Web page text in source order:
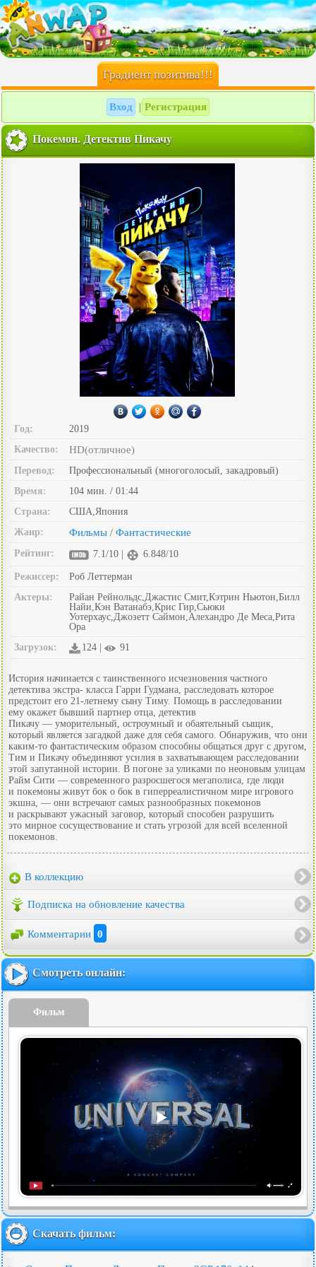
Градиент позитива!!!
Вход Регистрация
Покемон. Детектив Пикачу
Год:
2019
Качество:
HD(отличное)
Перевод:
Профессиональный (многоголосый, закадровый)
Время:
104 мин. / 01:44
Страна:
США,Япония
Жанр:
Фильмы / Фантастические
Рейтинг: 7.1/10 | 6.848/10
Режиссер:
Роб Леттерман
Актеры:
Райан Рейнольдс,Джастис Смит,Кэтрин Ньютон,Билл
Найи,Кэн Ватанабэ,Крис Гир,Сьюки
Уотерхаус,Джозетт Саймон,Алехандро Де Меса,Рита
Ора
Загрузок:
124 | 91
История начинается с таинственного исчезновения частного
детектива экстра- класса Гарри Гудмана, расследовать которое
предстоит его 21-летнему сыну Тиму. Помощь в расследовании
ему окажет бывший партнер отца, детектив
Пикачу — уморительный, остроумный и обаятельный сыщик,
который является загадкой даже для себя самого. Обнаружив, что они
каким-то фантастическим образом способны общаться друг с другом,
Тим и Пикачу объединяют усилия в захватывающем расследовании
этой запутанной истории. В погоне за уликами по неоновым улицам
Райм Сити — современного разросшегося мегаполиса, где люди
и покемоны живут бок о бок в гиперреалистичном мире игрового
экшна, — они встречают самых разнообразных покемонов
и раскрывают ужасный заговор, который способен разрушить
это мирное сосуществование и стать угрозой для всей вселенной
покемонов.
В коллекцию
Подписка на обновление качества
Комментарии 0
Смотреть онлайн:
Фильм
Скачать фильм: